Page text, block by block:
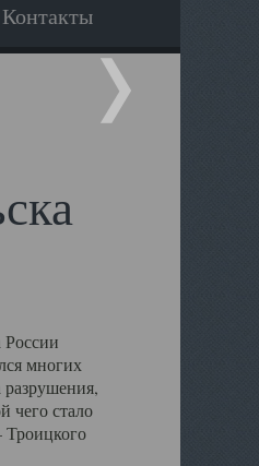
Контакты
России
многих
чего стало
Троицкого